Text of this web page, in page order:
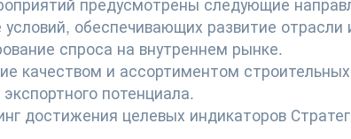
условий, обеспечивающих развитие отрасли
спроса на внутреннем рынке.
качеством и ассортиментом
потенциала.
достижения целевых индикаторов